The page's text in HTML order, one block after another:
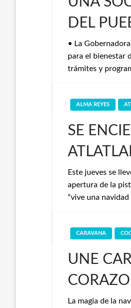
DEL
• La
para el bienestar
trámites y
ALMA REYES
SE
Este jueves se
apertura de la
“vive una
CARAVANA
UNE
La magia de la